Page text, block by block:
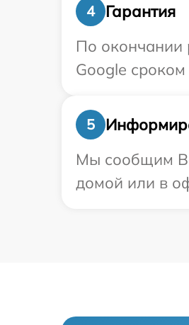
4
Гарантия
По окончании
Google сроком
5
Мы сообщим
домой или в